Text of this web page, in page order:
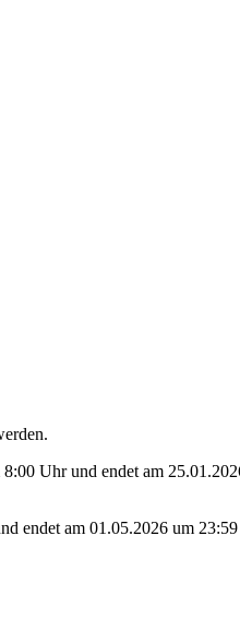
Uhr und endet am
endet am 01.05.2026 um